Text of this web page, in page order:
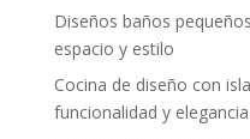
Diseños baños
espacio y estilo
Cocina de diseño con
funcionalidad y elegancia